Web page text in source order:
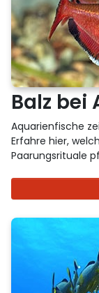
Balz bei
Aquarienfische
Erfahre hier,
Paarungsrituale